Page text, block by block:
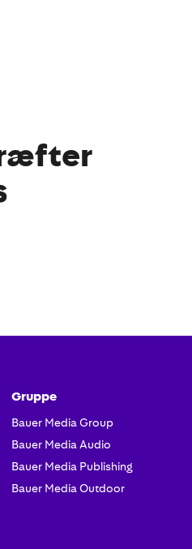
Gruppe
Bauer Media Group
Bauer Media Audio
Bauer Media Publishing
Bauer Media Outdoor